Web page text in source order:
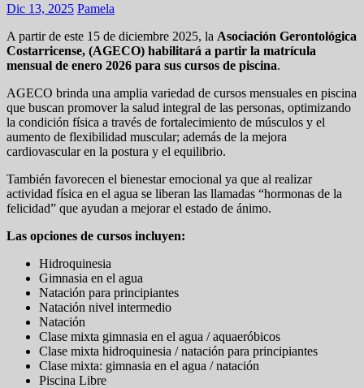
Dic 13, 2025 Pamela
A partir de este 15 de diciembre 2025, la Asociación Gerontológica
Costarricense, (AGECO) habilitará a partir la matrícula
mensual de enero 2026 para sus cursos de piscina.
AGECO brinda una amplia variedad de cursos mensuales en piscina
que buscan promover la salud integral de las personas, optimizando
la condición física a través de fortalecimiento de músculos y el
aumento de flexibilidad muscular; además de la mejora
cardiovascular en la postura y el equilibrio.
También favorecen el bienestar emocional ya que al realizar
actividad física en el agua se liberan las llamadas “hormonas de la
felicidad” que ayudan a mejorar el estado de ánimo.
Las opciones de cursos incluyen:
Hidroquinesia
Gimnasia en el agua
Natación para principiantes
Natación nivel intermedio
Natación
Clase mixta gimnasia en el agua / aquaeróbicos
Clase mixta hidroquinesia / natación para principiantes
Clase mixta: gimnasia en el agua / natación
Piscina Libre